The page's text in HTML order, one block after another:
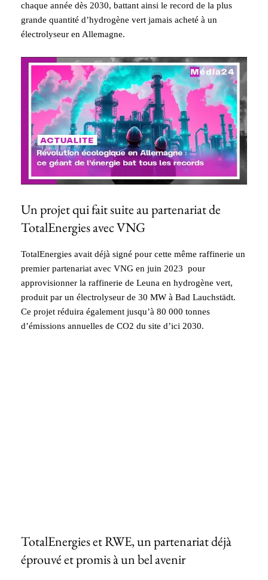
chaque année dès 2030, battant ainsi le record de la plus
grande quantité d’hydrogène vert jamais acheté à un
électrolyseur en Allemagne.
Un projet qui fait suite au partenariat de
TotalEnergies avec VNG
TotalEnergies avait déjà signé pour cette même raffinerie un
premier partenariat avec VNG en juin 2023 pour
approvisionner la raffinerie de Leuna en hydrogène vert,
produit par un électrolyseur de 30 MW à Bad Lauchstädt.
Ce projet réduira également jusqu’à 80 000 tonnes
d’émissions annuelles de CO2 du site d’ici 2030.
TotalEnergies et RWE, un partenariat déjà
éprouvé et promis à un bel avenir